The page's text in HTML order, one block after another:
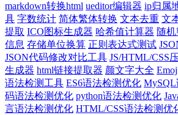
markdown转换html ueditor编辑器 ip归属
具 字数统计 简体繁体转换 文本去重 文
提取 ICO图标生成器 哈希值计算器 随
信息 存储单位换算 正则表达式测试
JSON代码修改对比工具 JS/HTML/CSS
生成器 html链接提取器 颜文字大全
语法检测工具 ES6语法检测优化
码语法检测优化 python语法检测优化
言语法检测优化 HTML/CSS语法检测优